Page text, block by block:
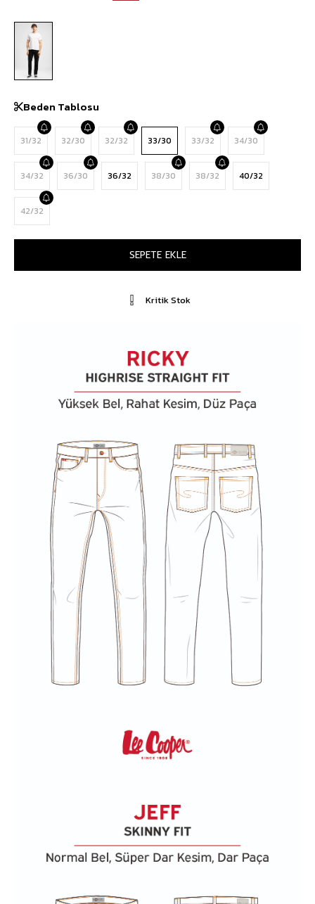
Beden Tablosu
31/32 32/30 32/32 33/30 33/32 34/30
34/32 36/30 36/32 38/30 38/32 40/32
42/32
Kritik Stok